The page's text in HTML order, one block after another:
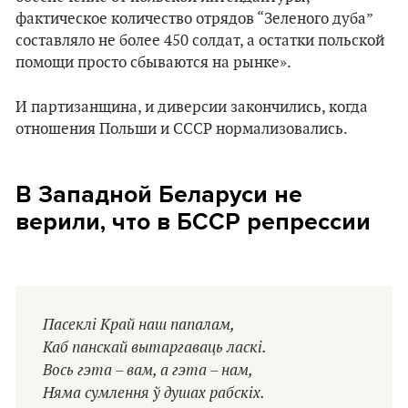
фактическое количество отрядов “Зеленого дуба”
составляло не более 450 солдат, а остатки польской
помощи просто сбываются на рынке».
И партизанщина, и диверсии закончились, когда
отношения Польши и СССР нормализовались.
В Западной Беларуси не
верили, что в БССР репрессии
Пасеклі Край наш папалам,
Каб панскай вытаргаваць ласкі.
Вось гэта – вам, а гэта – нам,
Няма сумлення ў душах рабскіх.